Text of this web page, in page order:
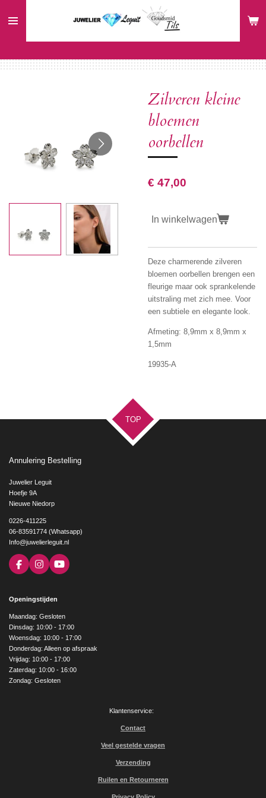
direct
hoofdinhoud
Zilveren kleine
bloemen
oorbellen
€ 47,00
In winkelwagen
Deze charmerende zilveren
bloemen oorbellen brengen een
fleurige maar ook sprankelende
uitstraling met zich mee. Voor
een subtiele en elegante look.
Afmeting: 8,9mm x 8,9mm x
1,5mm
19935-A
TOP
Annulering Bestelling
Juwelier Leguit
Hoefje 9A
Nieuwe Niedorp
0226-411225
06-83591774 (Whatsapp)
Info@juwelierleguit.nl
F
a
b
o
k
I
n
a
g
r
a
m
Y
o
e
Openingstijden
Maandag: Gesloten
Dinsdag: 10:00 - 17:00
Woensdag: 10:00 - 17:00
Donderdag: Alleen op afspraak
Vrijdag: 10:00 - 17:00
Zaterdag: 10:00 - 16:00
Zondag: Gesloten
Klantenservice:
Contact
Veel gestelde vragen
Verzending
Ruilen en Retourneren